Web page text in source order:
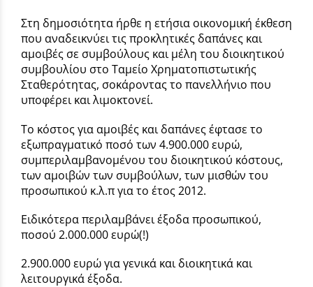
Στη δημοσιότητα ήρθε η ετήσια οικονομική έκθεση
που αναδεικνύει τις προκλητικές δαπάνες και
αμοιβές σε συμβούλους και μέλη του διοικητικού
συμβουλίου στο Ταμείο Χρηματοπιστωτικής
Σταθερότητας, σοκάροντας το πανελλήνιο που
υποφέρει και λιμοκτονεί.
Το κόστος για αμοιβές και δαπάνες έφτασε το
εξωπραγματικό ποσό των 4.900.000 ευρώ,
συμπεριλαμβανομένου του διοικητικού κόστους,
των αμοιβών των συμβούλων, των μισθών του
προσωπικού κ.λ.π για το έτος 2012.
Ειδικότερα περιλαμβάνει έξοδα προσωπικού,
ποσού 2.000.000 ευρώ(!)
2.900.000 ευρώ για γενικά και διοικητικά και
λειτουργικά έξοδα.